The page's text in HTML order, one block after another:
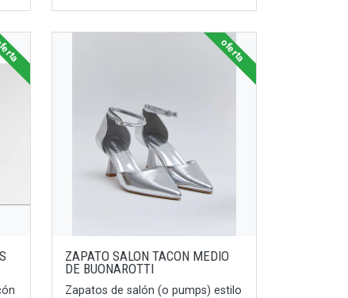
ZAPATO SALON TACON MEDIO
DE BUONAROTTI
Zapatos de salón (o pumps) estilo
oferta